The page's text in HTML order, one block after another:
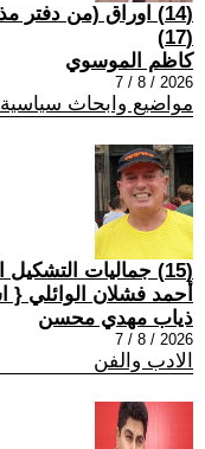
(14) اوراق (من دفتر
(17)
كاظم الموسوي
2026 / 8 / 7
مواضيع وابحاث سياسية
(15) جماليات
أحمد فشلان الوائلي {
ذياب مهدي محسن
2026 / 8 / 7
الادب والفن